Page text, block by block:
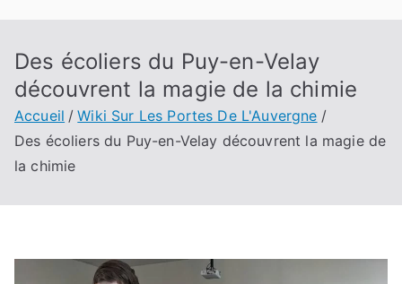
Des écoliers du Puy-en-Velay
découvrent la magie de la chimie
Accueil
Wiki Sur Les Portes De L'Auvergne
Des écoliers du Puy-en-Velay découvrent la magie de
la chimie